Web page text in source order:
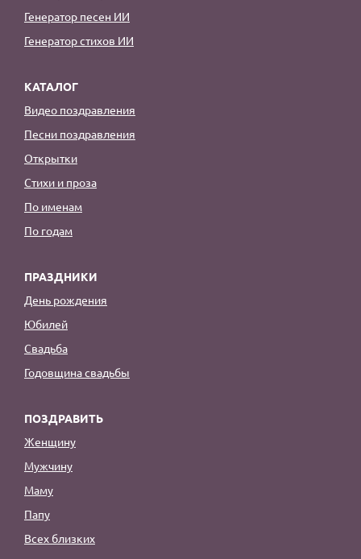
Генератор песен ИИ
Генератор стихов ИИ
КАТАЛОГ
Видео поздравления
Песни поздравления
Открытки
Стихи и проза
По именам
По годам
ПРАЗДНИКИ
День рождения
Юбилей
Свадьба
Годовщина свадьбы
ПОЗДРАВИТЬ
Женщину
Мужчину
Маму
Папу
Всех близких